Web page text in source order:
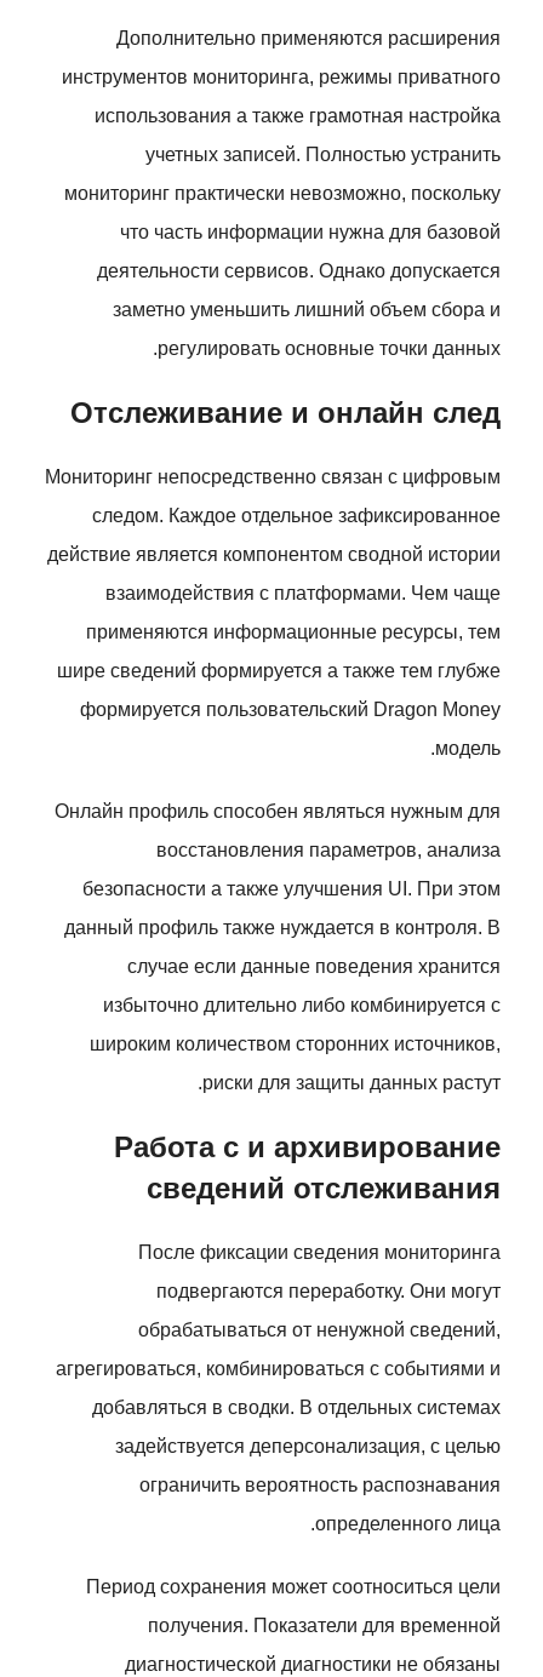
Дополнительно применяются расширения
инструментов мониторинга, режимы приватного
использования а также грамотная настройка
учетных записей. Полностью устранить
мониторинг практически невозможно, поскольку
что часть информации нужна для базовой
деятельности сервисов. Однако допускается
заметно уменьшить лишний объем сбора и
регулировать основные точки данных.
Отслеживание и онлайн след
Мониторинг непосредственно связан с цифровым
следом. Каждое отдельное зафиксированное
действие является компонентом сводной истории
взаимодействия с платформами. Чем чаще
применяются информационные ресурсы, тем
шире сведений формируется а также тем глубже
формируется пользовательский Dragon Money
модель.
Онлайн профиль способен являться нужным для
восстановления параметров, анализа
безопасности а также улучшения UI. При этом
данный профиль также нуждается в контроля. В
случае если данные поведения хранится
избыточно длительно либо комбинируется с
широким количеством сторонних источников,
риски для защиты данных растут.
Работа с и архивирование
сведений отслеживания
После фиксации сведения мониторинга
подвергаются переработку. Они могут
обрабатываться от ненужной сведений,
агрегироваться, комбинироваться с событиями и
добавляться в сводки. В отдельных системах
задействуется деперсонализация, с целью
ограничить вероятность распознавания
определенного лица.
Период сохранения может соотноситься цели
получения. Показатели для временной
диагностической диагностики не обязаны